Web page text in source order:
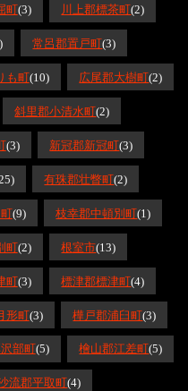
町(3) 川上郡標茶町(2)
常呂郡置戸町(3)
も町(10) 広尾郡大樹町(2)
斜里郡小清水町(2)
(3) 新冠郡新冠町(3)
有珠郡壮瞥町(2)
(9) 枝幸郡中頓別町(1)
町(2) 根室市(13)
町(3) 標津郡標津町(4)
形町(3) 樺戸郡浦臼町(3)
部町(5) 檜山郡江差町(5)
流郡平取町(4)